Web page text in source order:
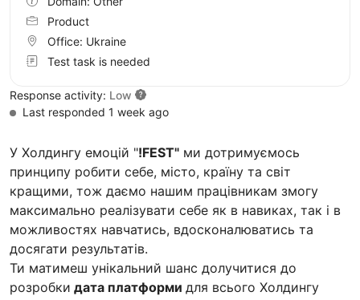
У Холдингу емоцій "!FEST" ми дотримуємось
принципу робити себе, місто, країну та світ
кращими, тож даємо нашим працівникам змогу
максимально реалізувати себе як в навиках, так і в
можливостях навчатись, вдосконалюватись та
досягати результатів.
Ти матимеш унікальний шанс долучитися до
розробки дата платформи для всього Холдингу
Product
Office: Ukraine
Test task is needed
Response activity: Low
Last responded 1 week ago